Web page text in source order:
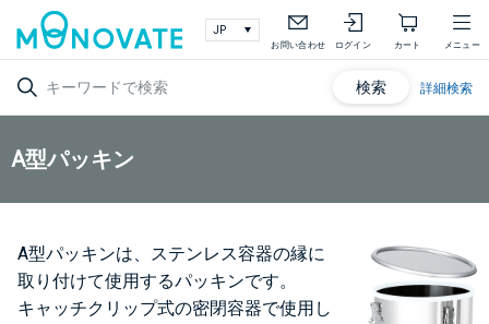
お問い合わせ ログイン カート メニュー
検索 詳細検索
A型パッキン
A型パッキンは、ステンレス容器の縁に
取り付けて使用するパッキンです。
キャッチクリップ式の密閉容器で使用し